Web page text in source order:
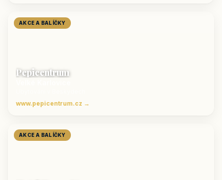
AKCE A BALÍČKY
Pepicentrum
www.pepicentrum.cz →
AKCE A BALÍČKY